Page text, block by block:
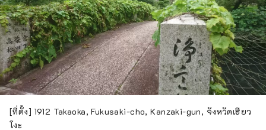
[ที่ตั้ง] 1912 Takaoka, Fukusaki-cho, Kanzaki-gun, จังหวัดเฮียว
โงะ